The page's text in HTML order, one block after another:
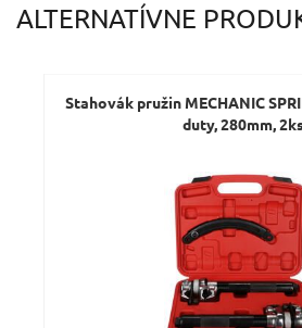
ALTERNATÍVNE
Stahovák pružin MECHANIC
duty, 280mm,